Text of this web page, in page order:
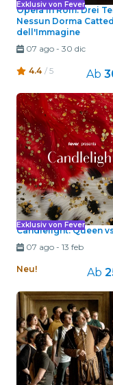
Exklusiv von Fever
Opera in Rom: Drei
Nessun Dorma
dell'Immagine
07 ago- 30 dic
4.4 / 5 Ab
Exklusiv von Fever
Candlelight: Queen
07 ago- 13 feb
Neu! Ab